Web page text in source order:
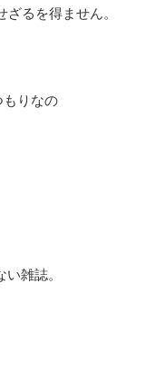
るを得ません。
りなの
雑誌。